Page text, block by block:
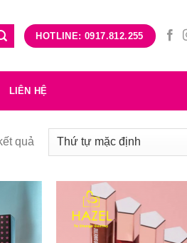
HOTLINE: 0917.812.255
LIÊN HỆ
quả